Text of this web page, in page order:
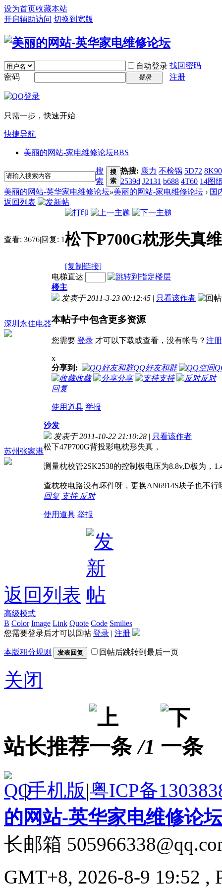
设为首页收藏本站
开启辅助访问 切换到宽版
自动登录 找回密码
密码
登录 注册
只需一步，快速开始
快捷导航
美丽的网站-家电维修论坛BBS
搜
索
搜
索
热搜: 康力 不检锅 5D72 8K90
2539d J2131 b688 4T60 14图
美丽的网站-英华家电维修论坛»美丽的网站-家电维修论坛 › 国
返回列表
查看: 3676|回复: 1松下P700G枕形失真
[复制链接]
深圳永佳电器
电梯直达
楼主
发表于 2011-3-23 00:12:45 | 只看该作者
本帖子中包含更多资源
您需要 登录 才可以下载或查看，没有帐号？ 注册
x
分享到:
QQ好友和群
收藏
分享 支持
反对
回复
使用道具 举报
苏州张家港
沙发
发表于 2011-10-22 21:10:28 | 只看该作者
松下47P700G背投彩电枕形失真，
测量枕校管2SK2538的控制极电压为8.8v,D极为，
查枕校电路没有坏件呀，更换AN6914S块子也不
回复 支持 反对
使用道具 举报
返回列表
高级模式
B Color Image Link Quote Code Smilies
您需要登录后才可以回帖 登录 | 注册
本版积分规则 发表回复 回帖后跳转到最后一页
关闭
站长推荐 /1
|手机版|粤ICP备
的网站-英华家电维修论
长邮箱
GMT+8, 2026-8-9 19:52 ,